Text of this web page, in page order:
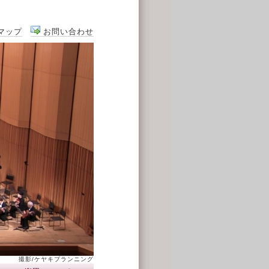
お問い合わせ
ップ
撮影/ケヤキプランニング